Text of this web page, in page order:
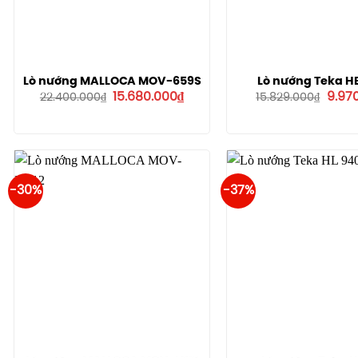
Lò nướng MALLOCA MOV-659S
22.400.000₫ Giá
15.680.000₫Giá
hiện
Lò nướng Teka
15.829.000₫
Giá
-30% -37%